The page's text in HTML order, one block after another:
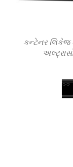
કન્ટેનર લિકેજ